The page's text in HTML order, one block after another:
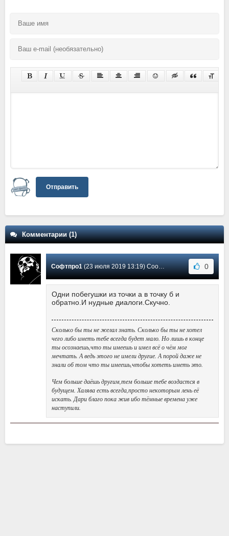
Отправить
Комментарии (1)
Софтпро1(23 июля 2019 13:19) Сообщение #1 0
Одни побегушки из точки а в точку б и
обратно.И нудные диалоги.Скучно.
Сколько бы ты не желал знать. Сколько бы ты не хотел
чего либо иметь тебе всегда будет мало. Но лишь в конце
ты осознаешь,что ты имеешь и имел всё о чём мог
мечтать. А ведь этого не имели другие. А порой даже не
знали об том что ты имеешь,чтобы хотеть иметь это.
Чем больше даёшь другим,тем больше тебе воздастся в
будущем. Халява есть всегда,просто некоторым лень её
искать. Дари благо пока жив ибо тёмные времена уже
наступили.